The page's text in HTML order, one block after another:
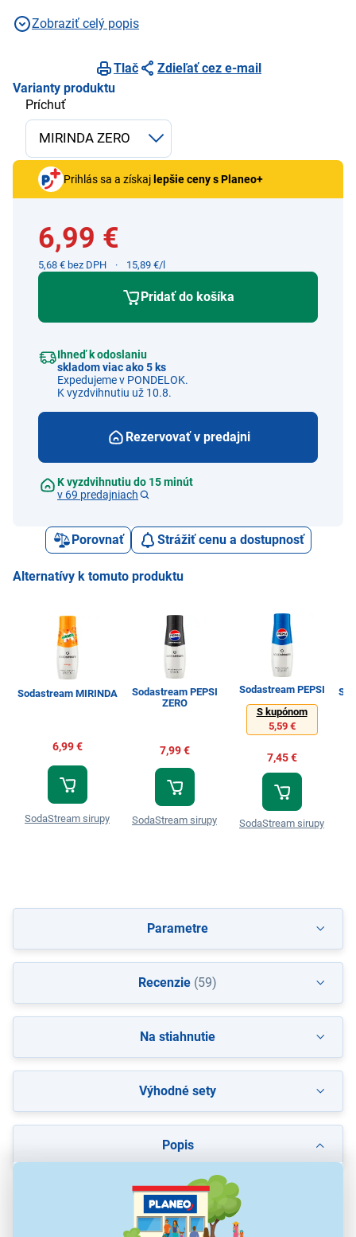
Zobraziť celý popis
Tlač
Zdieľať cez e-mail
Varianty produktu
Príchuť
Prihlás sa a získaj lepšie ceny s Planeo+
6,99 €
5,68 € bez DPH 15,89 €/l
Pridať do košíka
Ihneď k odoslaniu
skladom viac ako 5 ks
Expedujeme v PONDELOK.
K vyzdvihnutiu už 10.8.
Rezervovať v predajni
K vyzdvihnutiu do 15 minút
v 69 predajniach
Porovnať Strážiť cenu a dostupnosť
Alternatívy k tomuto produktu
Sodastream MIRINDA
6,99 €
SodaStream sirupy
Sodastream PEPSI
ZERO
7,99 €
SodaStream sirupy
Sodastream PEPSI
S kupónom
5,59 €
7,45 €
SodaStream sirupy
Popis
Parametre
Recenzie (59)
Na stiahnutie
Výhodné sety